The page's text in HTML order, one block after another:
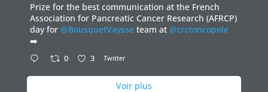
;
Prize for the best communication at the French
Association for Pancreatic Cancer Research (AFRCP)
day for @BousquetVaysseteam at @crctoncopole
➡️
0 3 Twitter
Voir plus